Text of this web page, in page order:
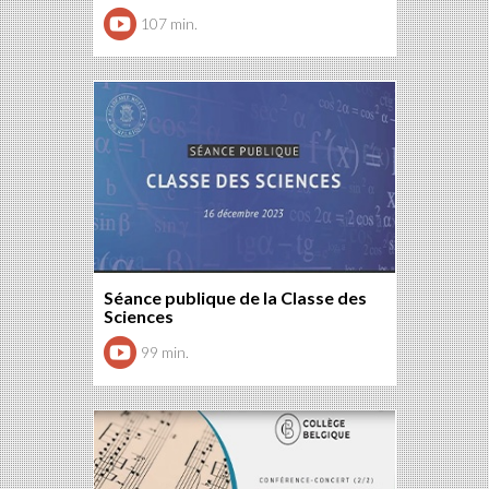
107 min.
Séance publique de la Classe des
Sciences
99 min.